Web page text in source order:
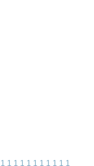
1 1 1 1 1 1 1 1 1 1 1